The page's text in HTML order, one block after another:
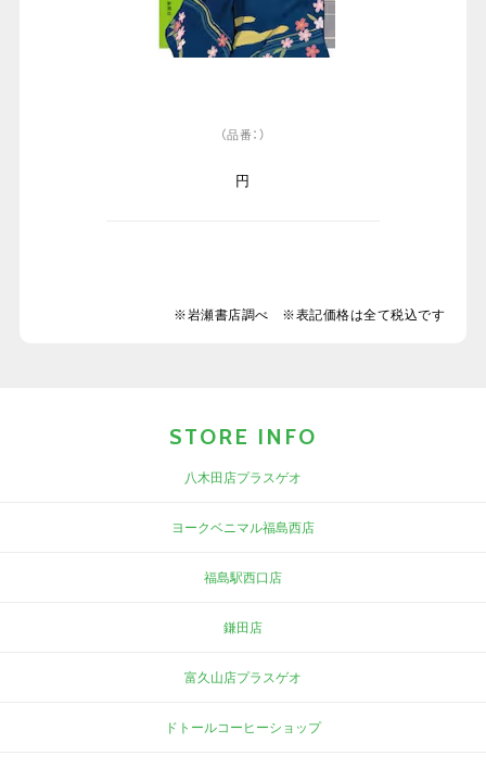
（品番：）
円
※岩瀬書店調べ ※表記価格は全て税込です
STORE INFO
八木田店プラスゲオ
ヨークベニマル福島西店
福島駅西口店
鎌田店
富久山店プラスゲオ
ドトールコーヒーショップ